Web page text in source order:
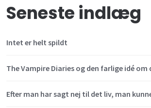
Seneste indlæg
Intet er helt spildt
The Vampire Diaries og den farlige idé om
Efter man har sagt nej til det liv, man